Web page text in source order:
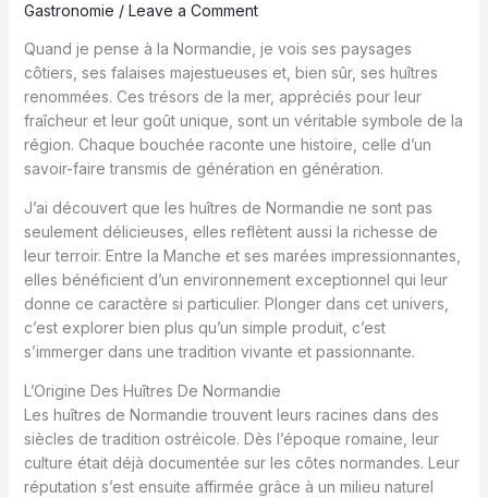
Gastronomie / Leave a Comment
Quand je pense à la Normandie, je vois ses paysages
côtiers, ses falaises majestueuses et, bien sûr, ses huîtres
renommées. Ces trésors de la mer, appréciés pour leur
fraîcheur et leur goût unique, sont un véritable symbole de la
région. Chaque bouchée raconte une histoire, celle d’un
savoir-faire transmis de génération en génération.
J’ai découvert que les huîtres de Normandie ne sont pas
seulement délicieuses, elles reflètent aussi la richesse de
leur terroir. Entre la Manche et ses marées impressionnantes,
elles bénéficient d’un environnement exceptionnel qui leur
donne ce caractère si particulier. Plonger dans cet univers,
c’est explorer bien plus qu’un simple produit, c’est
s’immerger dans une tradition vivante et passionnante.
L’Origine Des Huîtres De Normandie
Les huîtres de Normandie trouvent leurs racines dans des
siècles de tradition ostréicole. Dès l’époque romaine, leur
culture était déjà documentée sur les côtes normandes. Leur
réputation s’est ensuite affirmée grâce à un milieu naturel